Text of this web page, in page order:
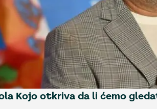
Kojo otkriva da li ćemo